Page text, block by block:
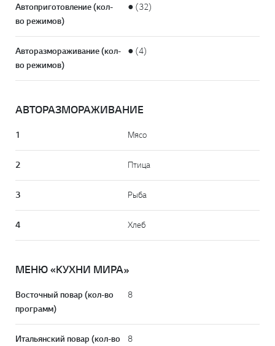
Автоприготовление (кол-
во режимов)
● (32)
Авторазмораживание (кол-
во режимов)
● (4)
АВТОРАЗМОРАЖИВАНИЕ
1 Мясо
2 Птица
3 Рыба
4 Хлеб
МЕНЮ «КУХНИ МИРА»
Восточный повар (кол-во
программ)
8
Итальянский повар (кол-во
8